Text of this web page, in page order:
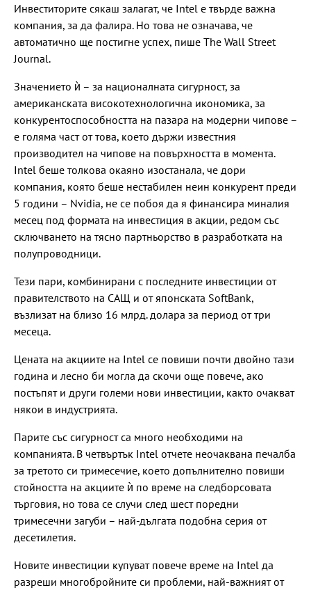
Инвеститорите сякаш залагат, че Intel е твърде важна
компания, за да фалира. Но това не означава, че
автоматично ще постигне успех, пише The Wall Street
Journal.
Значението ѝ – за националната сигурност, за
американската високотехнологична икономика, за
конкурентоспособността на пазара на модерни чипове –
е голяма част от това, което държи известния
производител на чипове на повърхността в момента.
Intel беше толкова окаяно изостанала, че дори
компания, която беше нестабилен неин конкурент преди
5 години – Nvidia, не се побоя да я финансира миналия
месец под формата на инвестиция в акции, редом със
сключването на тясно партньорство в разработката на
полупроводници.
Тези пари, комбинирани с последните инвестиции от
правителството на САЩ и от японската SoftBank,
възлизат на близо 16 млрд. долара за период от три
месеца.
Цената на акциите на Intel се повиши почти двойно тази
година и лесно би могла да скочи още повече, ако
постъпят и други големи нови инвестиции, както очакват
някои в индустрията.
Парите със сигурност са много необходими на
компанията. В четвъртък Intel отчете неочаквана печалба
за третото си тримесечие, което допълнително повиши
стойността на акциите ѝ по време на следборсовата
търговия, но това се случи след шест поредни
тримесечни загуби – най-дългата подобна серия от
десетилетия.
Новите инвестиции купуват повече време на Intel да
разреши многобройните си проблеми, най-важният от